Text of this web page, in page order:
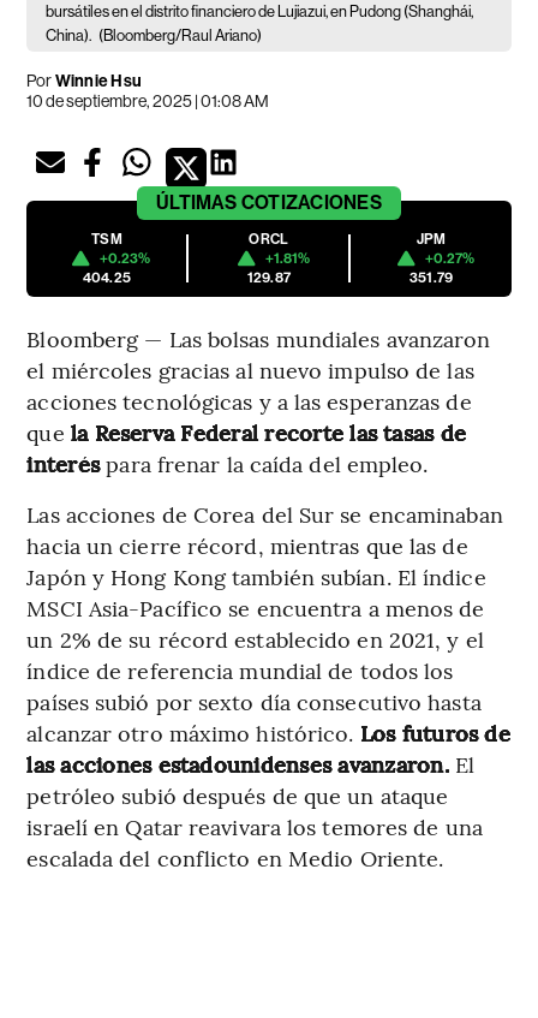
bursátiles en el distrito financiero de Lujiazui, en Pudong (Shanghái,
China). (Bloomberg/Raul Ariano)
PorWinnie Hsu
10 de septiembre, 2025 | 01:08 AM
ÚLTIMAS COTIZACIONES
TSM
+0.23%
404.25
ORCL
+1.81%
129.87
JPM
+0.27%
351.79
Bloomberg — Las bolsas mundiales avanzaron
el miércoles gracias al nuevo impulso de las
acciones tecnológicas y a las esperanzas de
que la Reserva Federal recorte las tasas de
interéspara frenar la caída del empleo.
Las acciones de Corea del Sur se encaminaban
hacia un cierre récord, mientras que las de
Japón y Hong Kong también subían. El índice
MSCI Asia-Pacífico se encuentra a menos de
un 2% de su récord establecido en 2021, y el
índice de referencia mundial de todos los
países subió por sexto día consecutivo hasta
alcanzar otro máximo histórico. Los futuros de
las acciones estadounidenses avanzaron.El
petróleo subió después de que un ataque
israelí en Qatar reavivara los temores de una
escalada del conflicto en Medio Oriente.